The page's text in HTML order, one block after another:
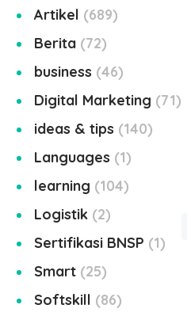
Artikel
689
Berita 72
business 46
Digital Marketing
71
ideas & tips
140
Languages
1
learning
104
Logistik 2
Sertifikasi BNSP
1
Smart 25
Softskill
86